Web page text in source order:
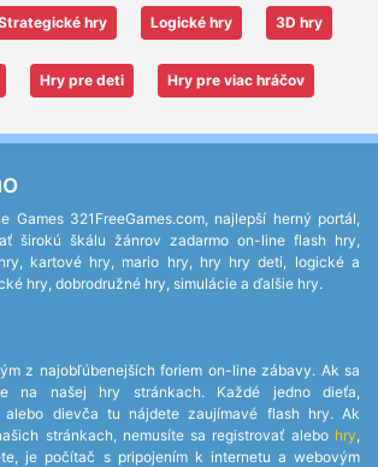
hry Logické hry 3D hry
Hry pre deti Hry pre viac hráčov
Games 321FreeGames.com, najlepší herný portál,
širokú škálu žánrov zadarmo on-line flash hry,
kartové hry, mario hry, hry hry deti, logické a
hry, dobrodružné hry, simulácie a ďalšie hry.
z najobľúbenejších foriem on-line zábavy. Ak sa
na našej hry stránkach. Každé jedno dieťa,
alebo dievča tu nájdete zaujímavé flash hry. Ak
stránkach, nemusíte sa registrovať alebo hry,
je počítač s pripojením k internetu a webovým